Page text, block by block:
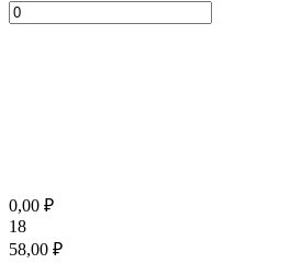
0,00 ₽
18
58,00 ₽